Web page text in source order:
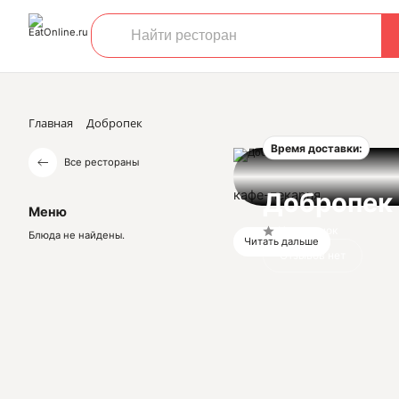
Главная Добропек
Все рестораны
Меню
Блюда не найдены.
Время доставки:
Добропек
кафе-пекарня
Читать дальше